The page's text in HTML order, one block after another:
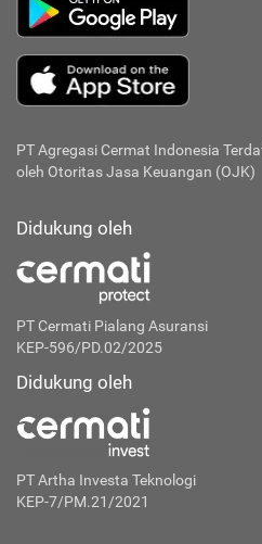
PT Agregasi Cermat Indonesia
oleh Otoritas Jasa Keuangan (OJK)
Didukung oleh
PT Cermati Pialang Asuransi
KEP-596/PD.02/2025
Didukung oleh
PT Artha Investa Teknologi
KEP-7/PM.21/2021